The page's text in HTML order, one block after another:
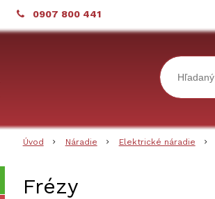
0907 800 441
Úvod Náradie Elektrické náradie
Frézy